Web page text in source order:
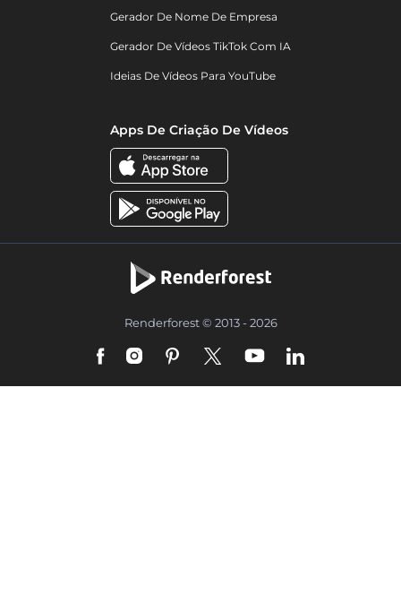
Gerador De Nome De Empresa
Gerador De Vídeos TikTok Com IA
Ideias De Vídeos Para YouTube
Apps De Criação De Vídeos
Renderforest © 2013 - 2026